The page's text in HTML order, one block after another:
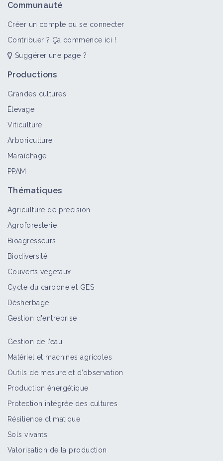
Communauté
Créer un compte ou se connecter
Contribuer ? Ça commence ici !
Suggérer une page ?
Productions
Grandes cultures
Élevage
Viticulture
Arboriculture
Maraîchage
PPAM
Thématiques
Agriculture de précision
Agroforesterie
Bioagresseurs
Biodiversité
Couverts végétaux
Cycle du carbone et GES
Désherbage
Gestion d'entreprise
Gestion de l’eau
Matériel et machines agricoles
Outils de mesure et d’observation
Production énergétique
Protection intégrée des cultures
Résilience climatique
Sols vivants
Valorisation de la production